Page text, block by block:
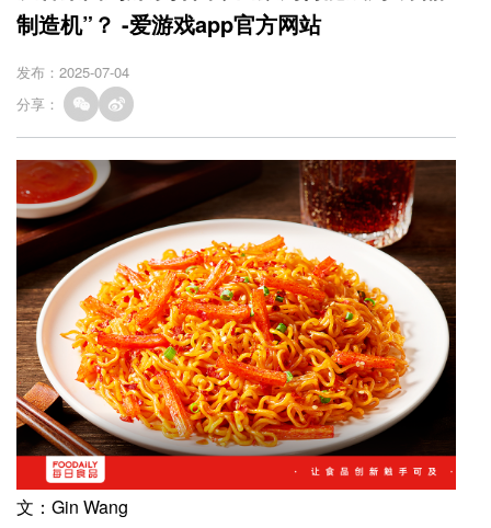
制造机”？ -爱游戏app官方网站
发布：2025-07-04
分享：
文：Gin Wang